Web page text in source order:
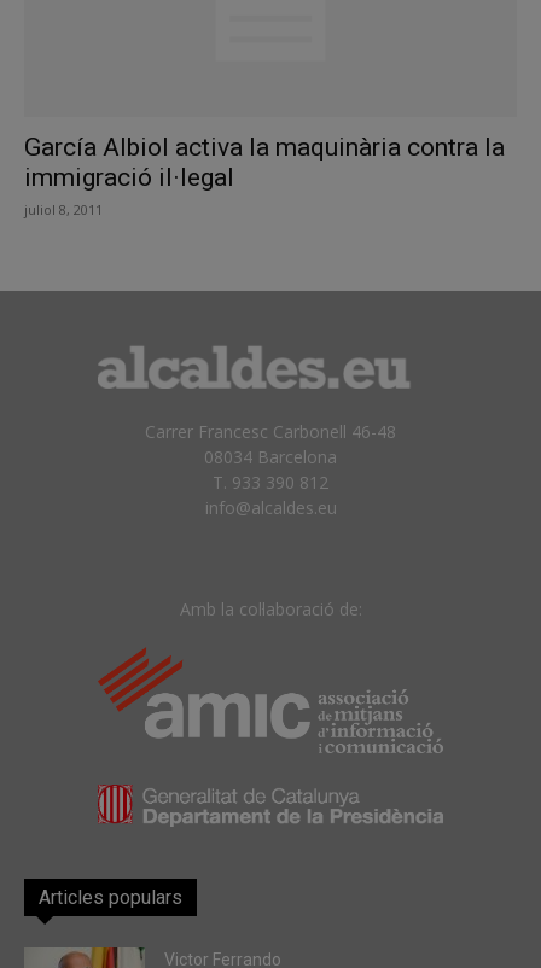
García Albiol activa la maquinària contra la
immigració il·legal
juliol 8, 2011
Carrer Francesc Carbonell 46-48
08034 Barcelona
T. 933 390 812
info@alcaldes.eu
Amb la col·laboració de:
Articles populars
Victor Ferrando